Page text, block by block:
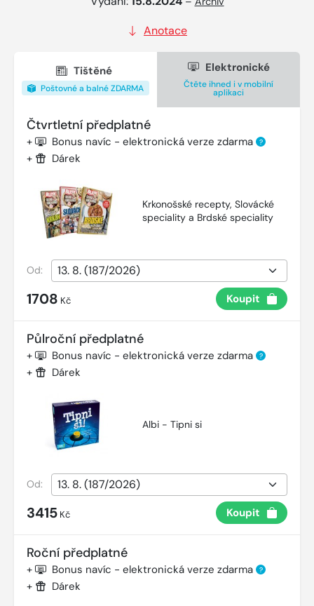
Anotace
Tištěné
Poštovné a balné ZDARMA
Elektronické
Čtěte ihned i v mobilní
aplikaci
Čtvrtletní předplatné
+ Bonus navíc - elektronická verze zdarma ?
+ Dárek
Krkonošské recepty, Slovácké
speciality a Brdské speciality
Od:
1708 Kč Koupit
Půlroční předplatné
+ Bonus navíc - elektronická verze zdarma ?
+ Dárek
Albi - Tipni si
Od:
3415 Kč Koupit
Roční předplatné
+ Bonus navíc - elektronická verze zdarma ?
+ Dárek